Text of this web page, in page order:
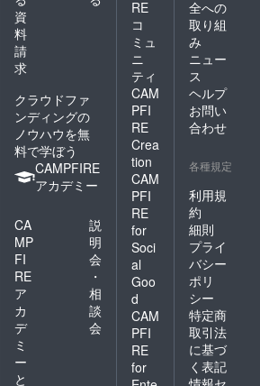
資
料
請
求
クラウドファ
ンディングの
ノウハウを無
料で学ぼう
CAMPFIRE
アカデミー
CA
MP
FI
RE
ア
カ
デ
ミ
ー
と
説
明
会
・
相
談
会
RE
コ
ミュ
ニ
ティ
CAM
PFI
RE
Crea
tion
CAM
PFI
RE
for
Soci
al
Goo
d
CAM
PFI
RE
for
全への
取り組
み
ニュー
ス
ヘルプ
お問い
合わせ
各種規定
利用規
約
細則
プライ
バシー
ポリ
シー
特定商
取引法
に基づ
く表記